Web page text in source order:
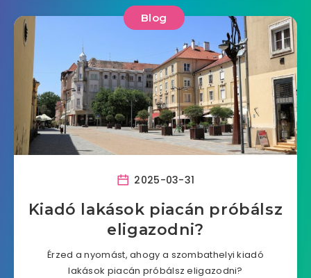
Blog
2025-03-31
Kiadó lakások piacán próbálsz
eligazodni?
Érzed a nyomást, ahogy a szombathelyi kiadó
lakások piacán próbálsz eligazodni?